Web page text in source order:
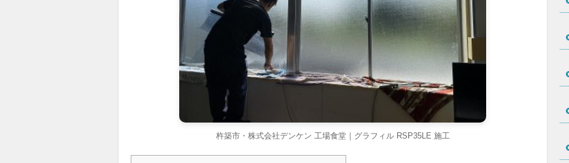
杵築市・株式会社デンケン 工場食堂｜グラフィル RSP35LE 施工